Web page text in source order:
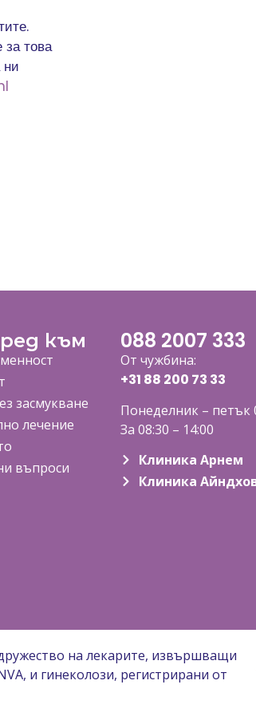
за това
ни
към
засмукване
лечение
въпроси
088 2007 333
От чужбина:
+31 88 200 73 33
Понеделник – петък
За 08:30 – 14:00
Клиника Арнем
Клиника
на лекарите, извършващи
и гинеколози, регистрирани от